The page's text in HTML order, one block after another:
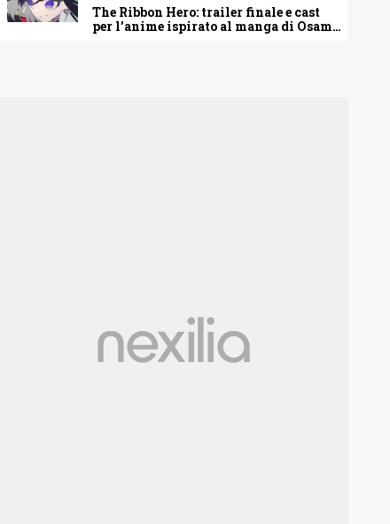
The Ribbon Hero: trailer finale e cast
per l’anime ispirato al manga di Osamu